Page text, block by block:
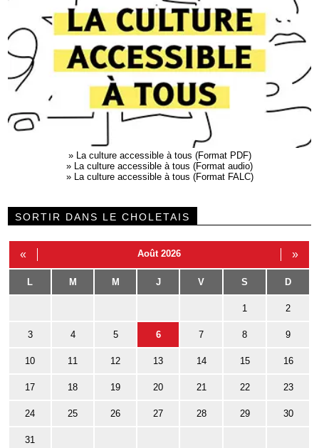
»
La culture accessible à tous (Format PDF)
»
La culture accessible à tous (Format audio)
»
La culture accessible à tous (Format FALC)
SORTIR DANS LE CHOLETAIS
« Août 2026 »
L M M J V S D
1 2
3 4 5 6 7 8 9
10 11 12 13 14 15 16
17 18 19 20 21 22 23
24 25 26 27 28 29 30
31